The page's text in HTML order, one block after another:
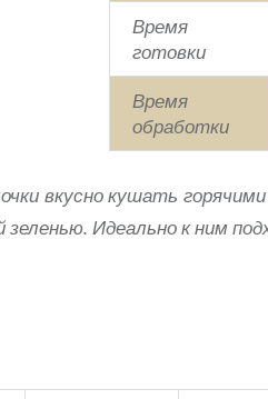
Время
готовки
Время
обработки
вкусно кушать
зеленью. Идеально к ним